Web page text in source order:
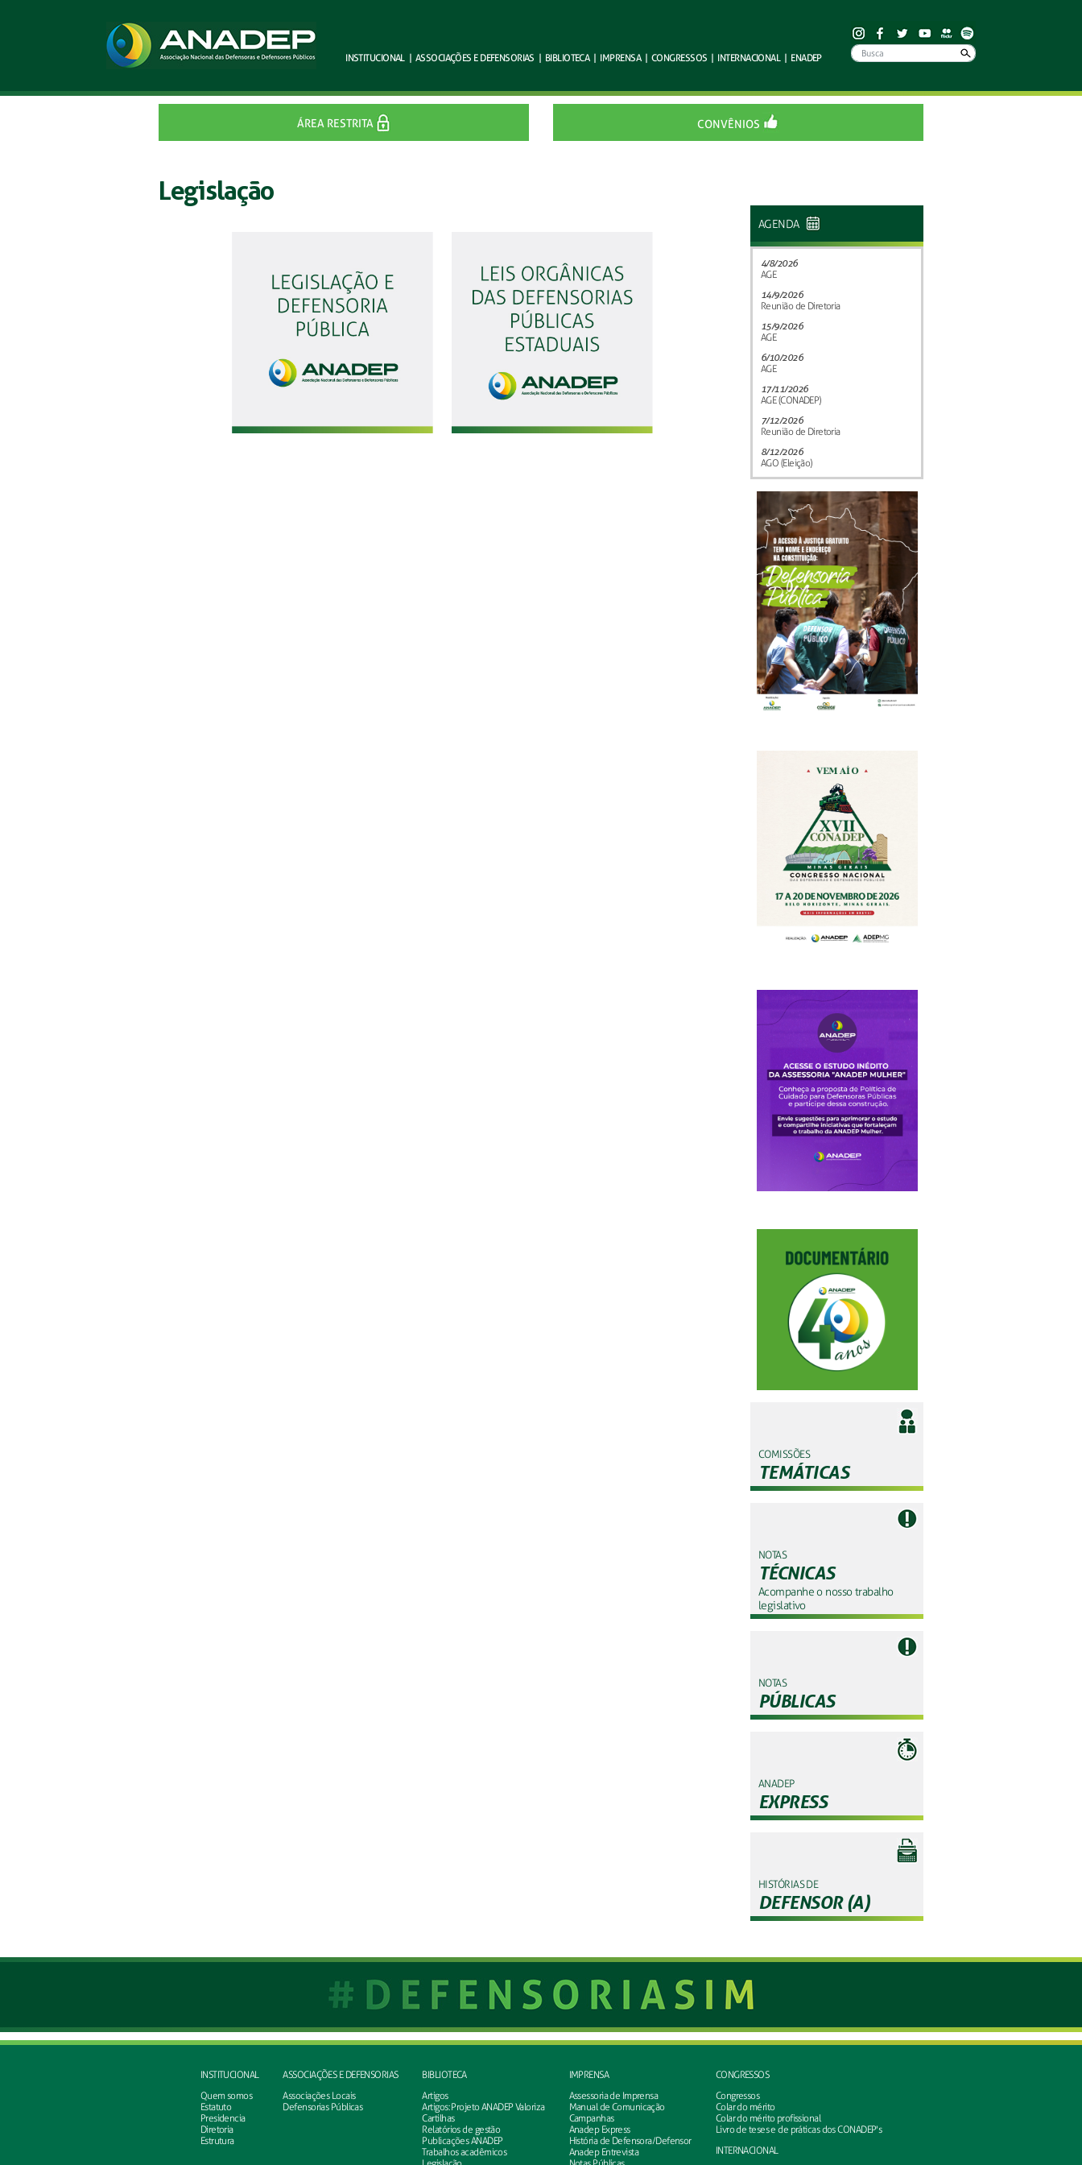
INSTITUCIONAL | ASSOCIAÇÕES EDEFENSORIAS | BIBLIOTECA | IMPRENSA | CONGRESSOS | INTERNACIONAL | ENADEP
ÁREA RESTRITA CONVÊNIOS
Legislação
AGENDA
4/8/2026
AGE
14/9/2026
Reunião de Diretoria
15/9/2026
AGE
6/10/2026
AGE
17/11/2026
AGE (CONADEP)
7/12/2026
Reunião de Diretoria
8/12/2026
AGO (Eleição)
COMISSÕES
TEMÁTICAS
NOTAS
TÉCNICAS
Acompanhe o nosso trabalho
legislativo
NOTAS
PÚBLICAS
ANADEP
EXPRESS
HISTÓRIAS DE
DEFENSOR (A)
INSTITUCIONAL
Quem somos
Estatuto
Presidencia
Diretoria
Estrutura
ASSOCIAÇÕES E DEFENSORIAS
Associações Locais
Defensorias Públicas
BIBLIOTECA
Artigos
Artigos: Projeto ANADEP Valoriza
Cartilhas
Relatórios de gestão
Publicações ANADEP
Trabalhos acadêmicos
IMPRENSA
Assessoria de Imprensa
Manual de Comunicação
Campanhas
Anadep Express
História de Defensora/Defensor
Anadep Entrevista
CONGRESSOS
Congressos
Colar do mérito
Colar do mérito profissional
Livro de teses e de práticas dos CONADEP's
INTERNACIONAL